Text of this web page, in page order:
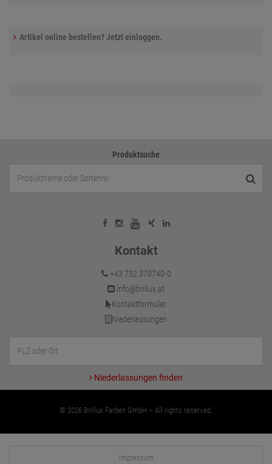
Artikel online bestellen? Jetzt einloggen.
Produktsuche
Kontakt
+43 732 370740-0
info@brillux.at
Kontaktformular
Niederlassungen
Niederlassungen finden
© 2026 Brillux Farben GmbH – All rights reserved.
Impressum